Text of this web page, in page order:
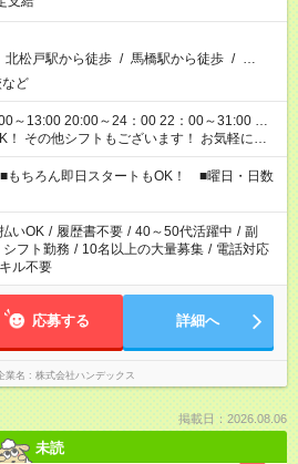
北松戸駅から徒歩 / 馬橋駅から徒歩 / …
ど
～13:00 20:00～24：00 22：00～31:00 …
軽にご
ちろん即日スタートもOK！ ■曜日・日数
いOK / 履歴書不要 / 40～50代活躍中 / 副
シフト勤務 / 10名以上の大量募集 / 電話対応
ル不要
応募する 詳細へ
業名 株式会社ハンデックス
掲載日：2026.08.06
未読